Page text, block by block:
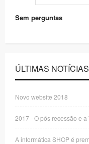
Sem perguntas
ÚLTIMAS NOTÍCIAS
Novo website 2018
2017 - O pós recessão e
A informática SHOP é